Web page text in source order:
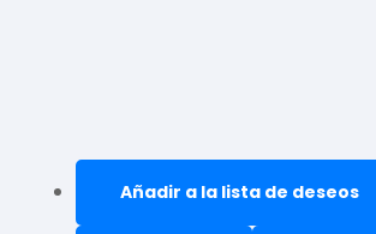
Añadir a la lista de deseos